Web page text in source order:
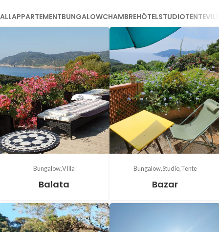
ALLAPPARTEMENTBUNGALOWCHAMBREHÔTELSTUDIOTENTE
BungalowVIlla
Balata
Bungalow Studio Tente
Bazar